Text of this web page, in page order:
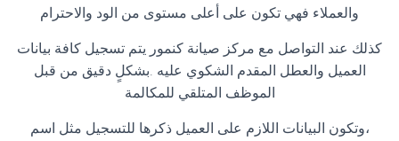
والعملاء فهي تكون على أعلى مستوى من الود والاحترام
كذلك عند التواصل مع مركز صيانة كنمور يتم تسجيل كافة بيانات
العميل والعطل المقدم الشكوي عليه .بشكلٍ دقيق من قبل
الموظف المتلقي للمكالمة
،وتكون البيانات اللازم على العميل ذكرها للتسجيل مثل اسم